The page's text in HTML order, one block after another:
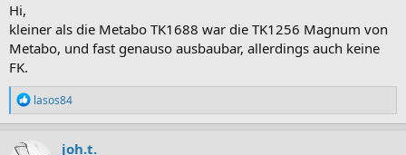
Hi,
kleiner als die Metabo TK1688 war die TK1256 Magnum von
Metabo, und fast genauso ausbaubar, allerdings auch keine
FK.
R
e
a
lasos84
joh.t.